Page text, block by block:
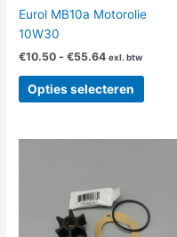
Eurol MB10a Motorolie
10W30
€10.50 - €55.64 exl. btw
Opties selecteren
op